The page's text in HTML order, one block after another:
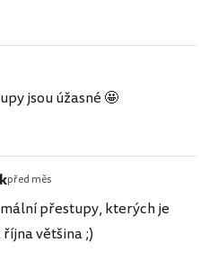
jsou úžasné 🤩
před měs
přestupy, kterých je
většina ;)